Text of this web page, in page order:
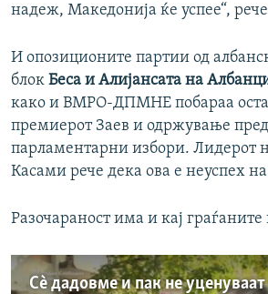
надеж, Македонија ќе успее“,
И опозиционите партии од
блок Беса и Алијансата на
како и ВМРО-ДПМНЕ побараа
премиерот Заев и одржување
парламентарни избори. Лидерот
Касами рече дека ова е неуспех
Разочараност има и кај граѓаните